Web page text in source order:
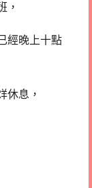
，
經晚上十點
休息，